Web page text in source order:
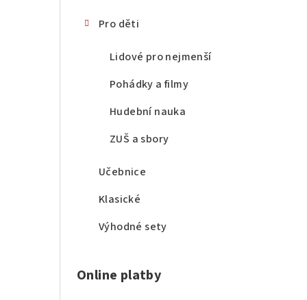
Pro děti
Lidové pro nejmenší
Pohádky a filmy
Hudební nauka
ZUŠ a sbory
Učebnice
Klasické
Výhodné sety
Online platby